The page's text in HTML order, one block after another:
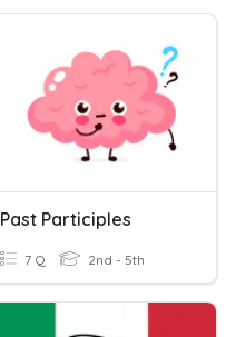
Past Participles
7 Q 2nd - 5th